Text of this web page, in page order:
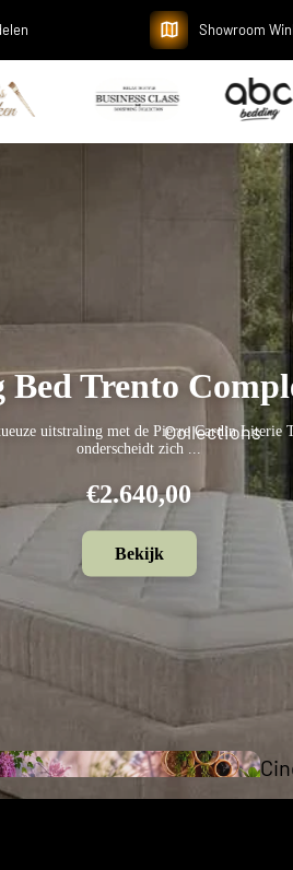
Showroom
Collections
Bed Latina
met de Pierre Cardin Literie
modern...
€2.400,00
Bekijk